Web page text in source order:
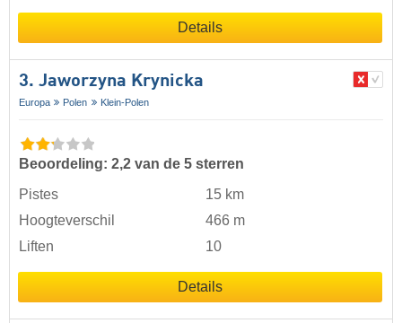
Details
3. Jaworzyna Krynicka
Europa Polen Klein-Polen
Beoordeling: 2,2 van de 5 sterren
Pistes
15 km
Hoogteverschil
466 m
Liften
10
Details